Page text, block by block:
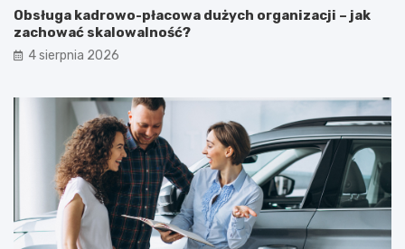
Obsługa kadrowo-płacowa dużych organizacji – jak
zachować skalowalność?
4 sierpnia 2026